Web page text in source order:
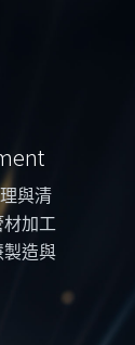
與清
加工
製造與